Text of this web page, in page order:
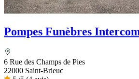
Pompes Funèbres
6 Rue des Champs de Pies
22000 Saint-Brieuc